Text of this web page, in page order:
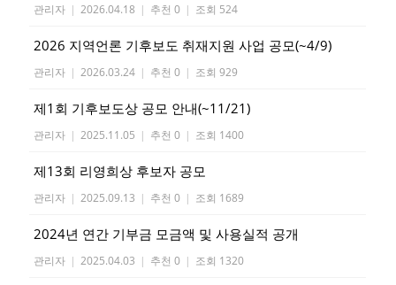
관리자 | 2026.04.18 | 추천 0 | 조회 524
2026 지역언론 기후보도 취재지원 사업 공모(~4/9)
관리자 | 2026.03.24 | 추천 0 | 조회 929
제1회 기후보도상 공모 안내(~11/21)
관리자 | 2025.11.05 | 추천 0 | 조회 1400
제13회 리영희상 후보자 공모
관리자 | 2025.09.13 | 추천 0 | 조회 1689
2024년 연간 기부금 모금액 및 사용실적 공개
관리자 | 2025.04.03 | 추천 0 | 조회 1320